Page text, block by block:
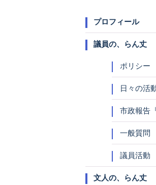
プロフィール
議員の、らん丈
ポリシー
日々の活
市政報告
一般質問
議員活動
文人の、らん丈